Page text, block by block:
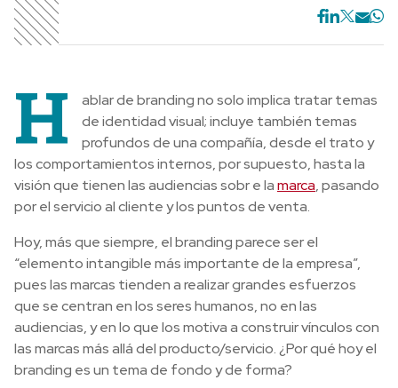
H
ablar de branding no solo implica tratar temas
de identidad visual; incluye también temas
profundos de una compañía, desde el trato y
los comportamientos internos, por supuesto, hasta la
visión que tienen las audiencias sobr e lamarca, pasando
por el servicio al cliente y los puntos de venta.
Hoy, más que siempre, el branding parece ser el
“elemento intangible más importante de la empresa”,
pues las marcas tienden a realizar grandes esfuerzos
que se centran en los seres humanos, no en las
audiencias, y en lo que los motiva a construir vínculos con
las marcas más allá del producto/servicio. ¿Por qué hoy el
branding es un tema de fondo y de forma?